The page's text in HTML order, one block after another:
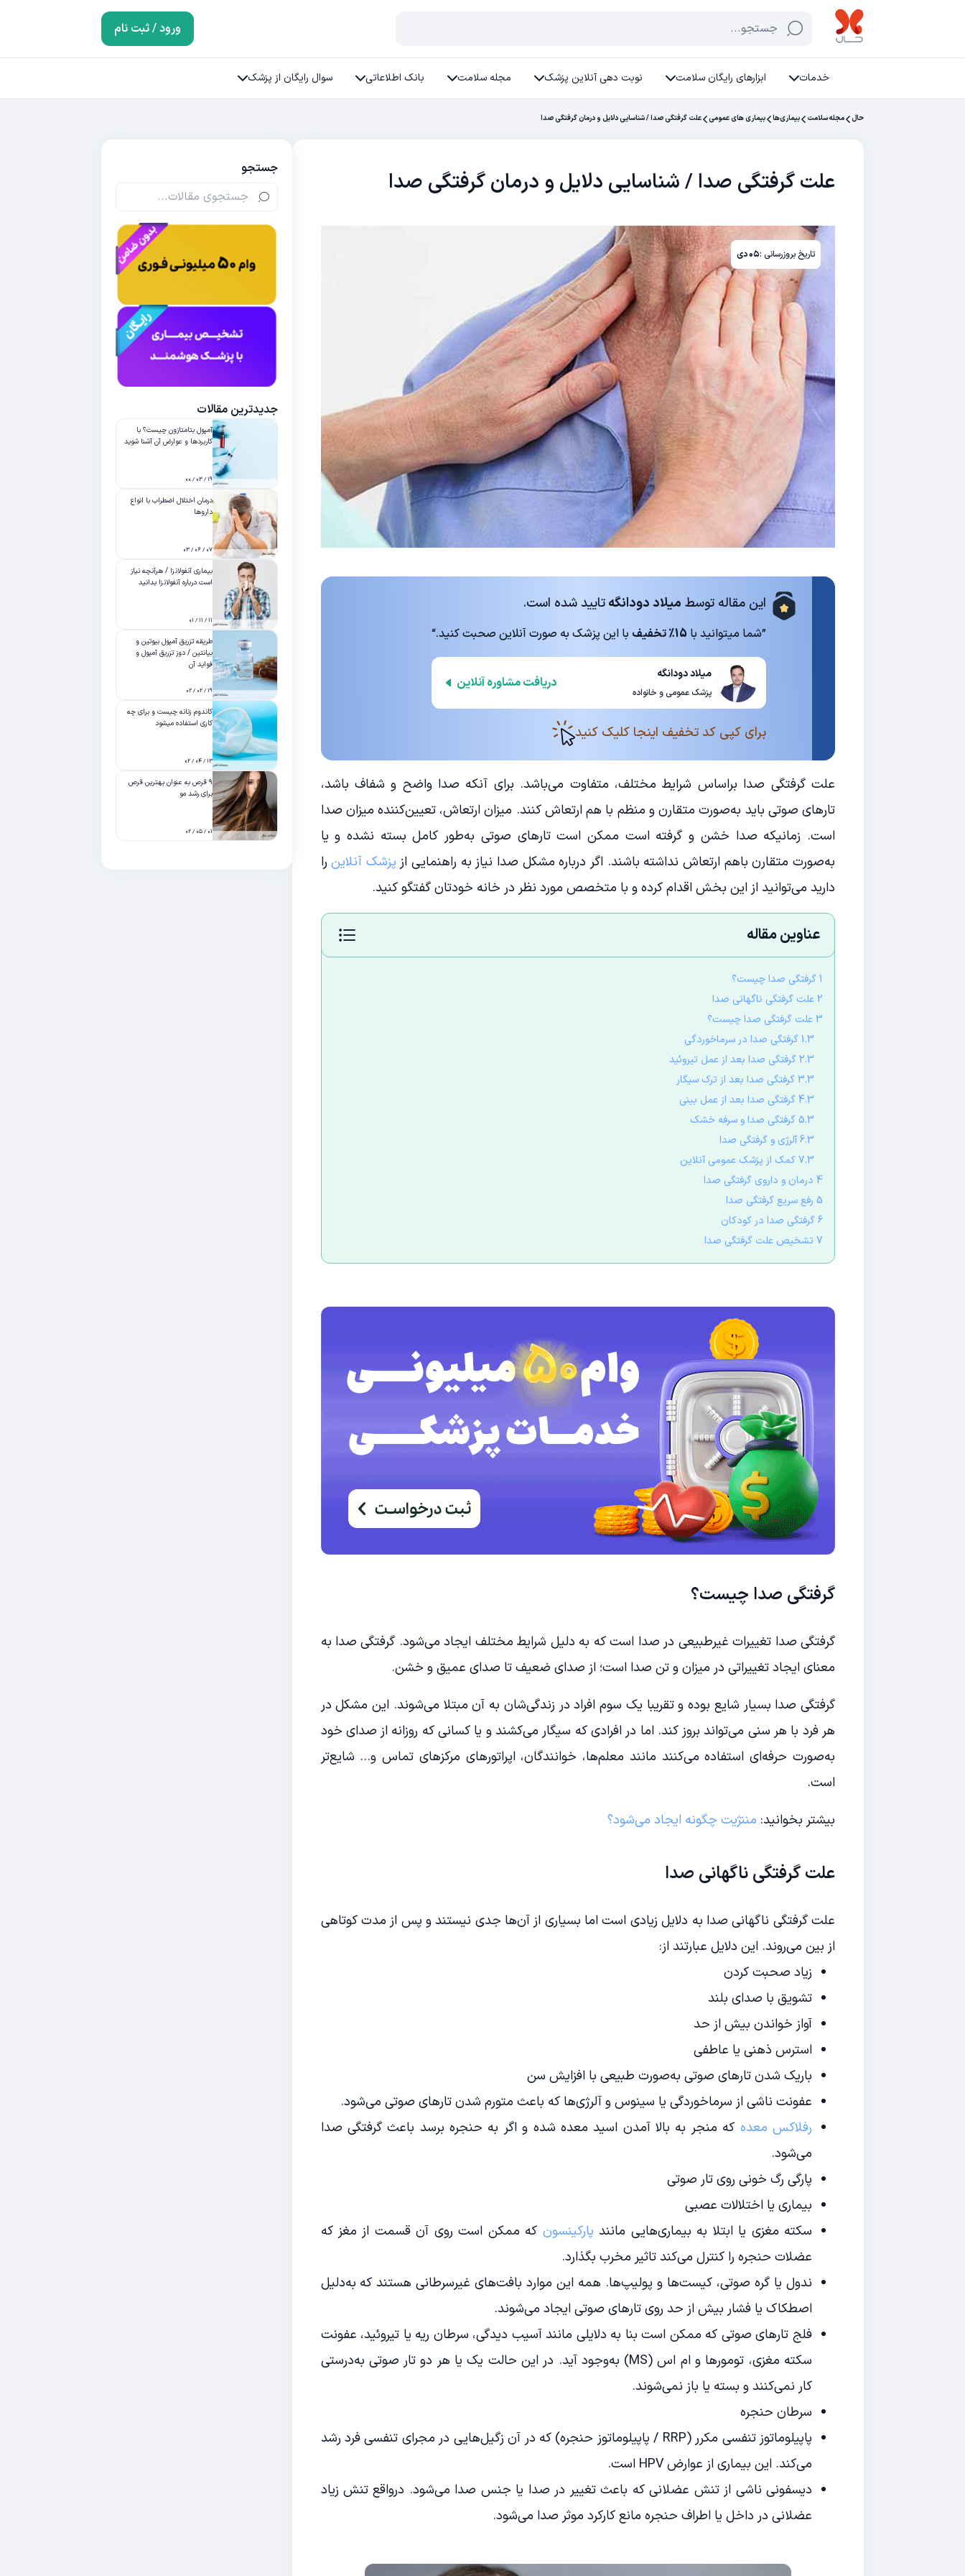
جستجو... ورود / ثبت نام
خدمات ابزارهای رایگان سلامت نوبت دهی آنلاین پزشک مجله سلامت بانک اطلاعاتی سوال رایگان از پزشک
حال مجله سلامت بیماری‌ها بیماری های عمومی علت گرفتگی صدا / شناسایی دلایل و درمان گرفتگی صدا
علت گرفتگی صدا / شناسایی دلایل و درمان گرفتگی صدا
تاریخ بروزرسانی :۰۵ دی
این مقاله توسط میلاد دودانگهتایید شده است.
”شما میتوانید با 15% تخفیف با این پزشک به صورت آنلاین صحبت کنید.“
میلاد دودانگه
پزشک عمومی و خانواده
دریافت مشاوره آنلاین
برای کپی کد تخفیف اینجا کلیک کنید
علت گرفتگی صدا براساس شرایط مختلف، متفاوت می‌باشد. برای آنکه صدا واضح و شفاف باشد،
تارهای صوتی باید به‌صورت متقارن و منظم با هم ارتعاش کنند. میزان ارتعاش، تعیین‌کننده میزان صدا
است. زمانیکه صدا خشن و گرفته است ممکن است تارهای صوتی به‌طور کامل بسته نشده و یا
به‌صورت متقارن باهم ارتعاش نداشته باشند. اگر درباره مشکل صدا نیاز به راهنمایی از پزشک آنلاینرا
دارید می‌توانید از این بخش اقدام کرده و با متخصص مورد نظر در خانه خودتان گفتگو کنید.
عناوین مقاله
1 گرفتگی صدا چیست؟
2 علت گرفتگی ناگهانی صدا
3 علت گرفتگی صدا چیست؟
1.3 گرفتگی صدا در سرماخوردگی
2.3 گرفتگی صدا بعد از عمل تیروئید
3.3 گرفتگی صدا بعد از ترک سیگار
4.3 گرفتگی صدا بعد از عمل بینی
5.3 گرفتگی صدا و سرفه خشک
6.3 آلرژی و گرفتگی صدا
7.3 کمک از پزشک عمومی آنلاین
4 درمان و داروی گرفتگی صدا
5 رفع سریع گرفتگی صدا
6 گرفتگی صدا در کودکان
7 تشخیص علت گرفتگی صدا
گرفتگی صدا چیست؟
گرفتگی صدا تغییرات غیرطبیعی در صدا است که به دلیل شرایط مختلف ایجاد می‌شود. گرفتگی صدا به
معنای ایجاد تغییراتی در میزان و تن صدا است؛ از صدای ضعیف تا صدای عمیق و خشن.
گرفتگی صدا بسیار شایع بوده و تقریبا یک سوم افراد در زندگی‌شان به آن مبتلا می‌شوند. این مشکل در
هر فرد با هر سنی می‌تواند بروز کند. اما در افرادی که سیگار می‌کشند و یا کسانی که روزانه از صدای خود
به‌صورت حرفه‌ای استفاده می‌کنند مانند معلم‌ها، خوانندگان، اپراتورهای مرکز‌های تماس و… شایع‌تر
است.
بیشتر بخوانید: مننژیت چگونه ایجاد می‌شود؟
علت گرفتگی ناگهانی صدا
علت گرفتگی ناگهانی صدا به دلایل زیادی است اما بسیاری از آن‌ها جدی نیستند و پس از مدت کوتاهی
از بین می‌روند. این دلایل عبارتند از:
زیاد صحبت کردن
تشویق با صدای بلند
آواز خواندن بیش از حد
استرس ذهنی یا عاطفی
باریک شدن تارهای صوتی به‌صورت طبیعی با افزایش سن
عفونت ناشی از سرماخوردگی یا سینوس و آلرژی‌ها که باعث متورم شدن تارهای صوتی می‌شود.
رفلاکس معده که منجر به بالا آمدن اسید معده شده و اگر به حنجره برسد باعث گرفتگی صدا
می‌شود.
پارگی رگ خونی روی تار صوتی
بیماری یا اختلالات عصبی
سکته مغزی یا ابتلا به بیماری‌هایی مانند پارکینسون که ممکن است روی آن قسمت از مغز که
عضلات حنجره را کنترل می‌کند تاثیر مخرب بگذارد.
ندول یا گره‌ صوتی، کیست‌ها و پولیپ‌ها. همه این موارد بافت‌های غیرسرطانی هستند که به‌دلیل
اصطکاک یا فشار بیش از حد روی تارهای صوتی ایجاد می‌شوند.
فلج تارهای صوتی که ممکن است بنا به دلایلی مانند آسیب دیدگی، سرطان ریه یا تیروئید، عفونت
سکته مغزی، تومورها و ام اس (MS) به‌وجود آید. در این حالت یک یا هر دو تار صوتی به‌درستی
کار نمی‌کنند و بسته یا باز نمی‌شوند.
سرطان حنجره
پاپیلوماتوز تنفسی مکرر (RRP / پاپیلوماتوز حنجره) که در آن زگیل‌هایی در مجرای تنفسی فرد رشد
می‌کند. این بیماری از عوارض HPV است.
دیسفونی ناشی از تنش عضلانی که باعث تغییر در صدا یا جنس صدا می‌شود. درواقع تنش زیاد
عضلانی در داخل یا اطراف حنجره مانع کارکرد موثر صدا می‌شود.
جستجو
جدیدترین مقالات
آمپول بتامتازون چیست؟ با
کاربردها و عوارض آن آشنا شوید
۱۹ / ۰۳ / ۰۰
درمان اختلال اضطراب با انواع
داروها
۰۷ / ۰۶ / ۰۳
بیماری آنفولانزا / هرآنچه نیاز
است درباره آنفولانزا بدانید
۱۱ / ۱۱ / ۰۱
طریقه تزریق آمپول بیوتین و
بپانتین / دوز تزریق آمپول و
فواید آن
۱۹ / ۰۲ / ۰۲
کاندوم زنانه چیست و برای چه
کاری استفاده میشود
۱۳ / ۰۴ / ۰۲
۹ قرص به عنوان بهترین قرص
برای رشد مو
۰۱ / ۰۵ / ۰۲